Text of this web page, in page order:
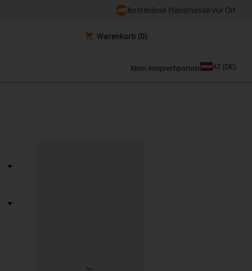
kostenlose Hausmesse vor Ort
Warenkorb (0)
Mein Ansprechpartner AT (DE)